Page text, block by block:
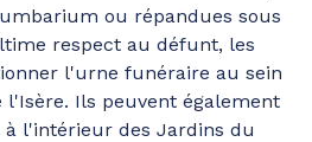
ou répandues sous
respect au défunt, les
l'urne funéraire au sein
Ils peuvent également
à l'intérieur des Jardins du